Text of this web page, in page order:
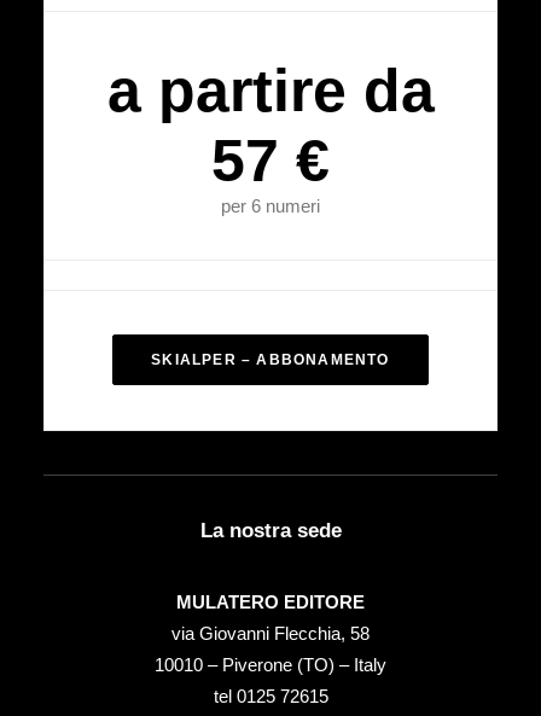
a partire da
57 €
per 6 numeri
SKIALPER – ABBONAMENTO
La nostra sede
MULATERO EDITORE
via Giovanni Flecchia, 58
10010 – Piverone (TO) – Italy
tel ‭0125 72615‬